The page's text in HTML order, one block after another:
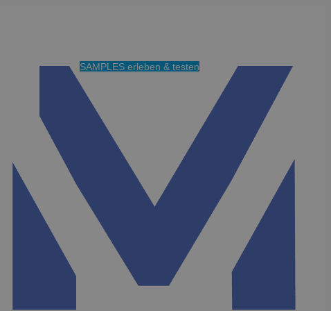
SAMPLES erleben & testen